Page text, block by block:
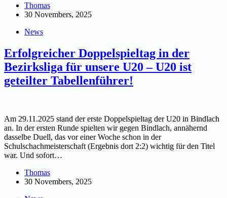
Thomas
30 Novembers, 2025
News
Erfolgreicher Doppelspieltag in der
Bezirksliga für unsere U20 – U20 ist
geteilter Tabellenführer!
Am 29.11.2025 stand der erste Doppelspieltag der U20 in Bindlach
an. In der ersten Runde spielten wir gegen Bindlach, annähernd
dasselbe Duell, das vor einer Woche schon in der
Schulschachmeisterschaft (Ergebnis dort 2:2) wichtig für den Titel
war. Und sofort…
Thomas
30 Novembers, 2025